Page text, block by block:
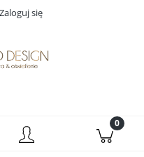
Zaloguj się